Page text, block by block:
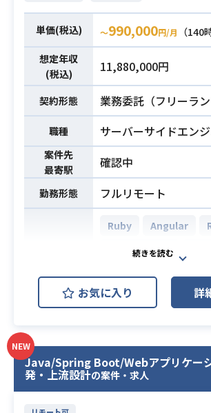
・横断的な技術課題
キュリティ等）の整理
・リードエンジニア
技術的な支援（必要に
オン）
※詳細は面談時にお伝
必須スキル
・テックリードとして
・Goを用いた開発経験
・AWS（Lambda）
よび開発経験
報キャッチアップの姿
・サーバーサイド
VM系言語での開発経
・分散システムなど
・既存システムの改
新、依存関係整理、リ
グ戦略など）の経験
・開発生産性を上げ
業務内容
きます。
【仕事内容】
下記の業務を担ってい
す。
・電子書籍Webサービ
機能の企画・開発
・既存プラットフォー
び運用管理
・既存Webシステムの
最新構成への入れ替え
※詳細は面談時にお伝
開発環境
プロジェクト管理ツ
nfluence、Backlog
SCM：GitHub Cloud
チャットツール：Slack
フロントエンド：
avel、Node.js、
単価(税込) 〜990,000円/月
（140
想定年収
(税込)
11,880,000円
契約形態 業務委託（フリーラン
職種 サーバーサイドエン
案件先
最寄駅
確認中
勤務形態 フルリモート
開発環境
Ruby Angular
Ruby on Rails
AWS (Amazon Web
GCP (Google Cloud
国内最大級のトラフ
oC向けWebサービス
プロダクトの持続的
お気に入り 詳
NEW
Java/Spring Boot/Webアプリケー
発・上流設計の案件・求人